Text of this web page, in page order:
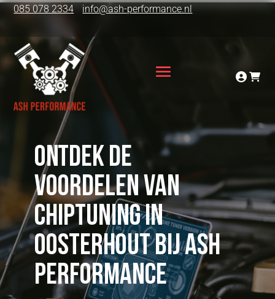
085 078 2334 info@ash-performance.nl
Ontdek de
voordelen van
chiptuning in
Oosterhout bij ASH
Performance